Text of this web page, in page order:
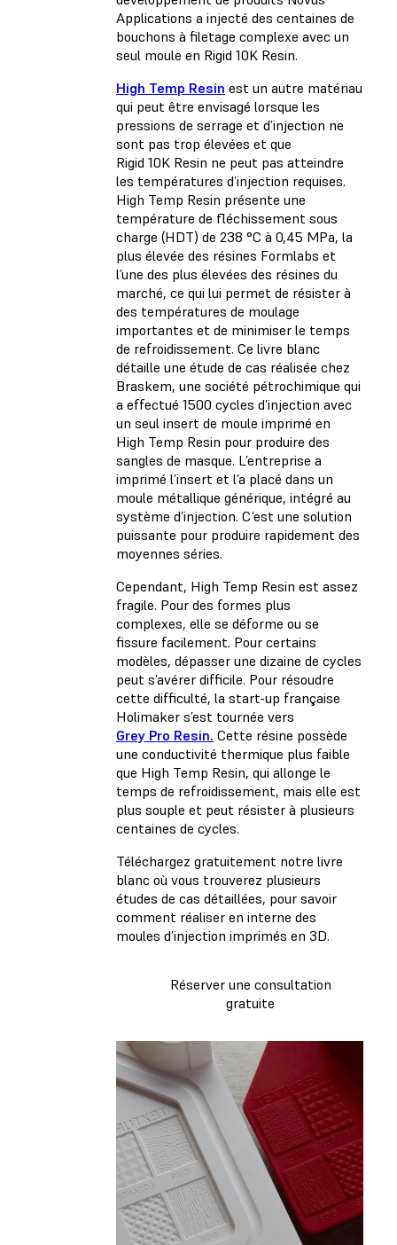
Applications a injecté des centaines de
bouchons à filetage complexe avec un
seul moule en Rigid 10K Resin.
High Temp Resin est un autre matériau
qui peut être envisagé lorsque les
pressions de serrage et d’injection ne
sont pas trop élevées et que
Rigid 10K Resin ne peut pas atteindre
les températures d’injection requises.
High Temp Resin présente une
température de fléchissement sous
charge (HDT) de 238 °C à 0,45 MPa, la
plus élevée des résines Formlabs et
l’une des plus élevées des résines du
marché, ce qui lui permet de résister à
des températures de moulage
importantes et de minimiser le temps
de refroidissement. Ce livre blanc
détaille une étude de cas réalisée chez
Braskem, une société pétrochimique qui
a effectué 1500 cycles d’injection avec
un seul insert de moule imprimé en
High Temp Resin pour produire des
sangles de masque. L’entreprise a
imprimé l’insert et l’a placé dans un
moule métallique générique, intégré au
système d’injection. C’est une solution
puissante pour produire rapidement des
moyennes séries.
Cependant, High Temp Resin est assez
fragile. Pour des formes plus
complexes, elle se déforme ou se
fissure facilement. Pour certains
modèles, dépasser une dizaine de cycles
peut s’avérer difficile. Pour résoudre
cette difficulté, la start-up française
Holimaker s’est tournée vers
Grey Pro Resin. Cette résine possède
une conductivité thermique plus faible
que High Temp Resin, qui allonge le
temps de refroidissement, mais elle est
plus souple et peut résister à plusieurs
centaines de cycles.
Téléchargez gratuitement notre livre
blanc où vous trouverez plusieurs
études de cas détaillées, pour savoir
comment réaliser en interne des
moules d’injection imprimés en 3D.
Réserver une consultation
gratuite